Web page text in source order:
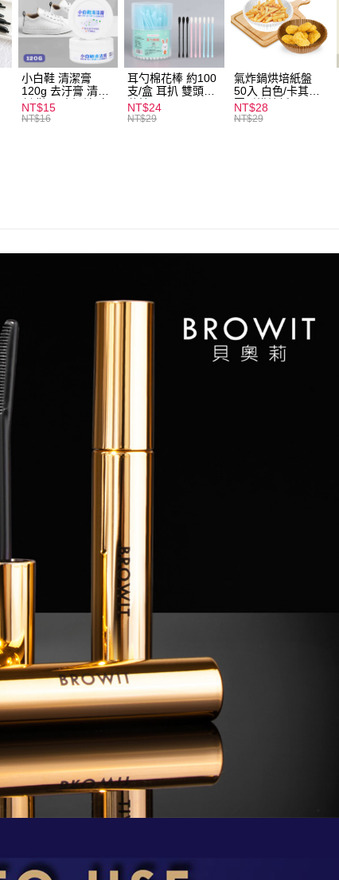
運送方式
全家取貨付款
每筆NT$60，滿NT$599(含以上)免運費
付款後全家取貨
每筆NT$60，滿NT$599(含以上)免運費
小白鞋 清潔膏
120g 去汙膏 清潔
劑 鞋子 去汙漬 白
皮鞋 鞋油
NT$15
NT$16
耳勺棉花棒 約100
支/盒 耳扒 雙頭棉
花棒
NT$24
NT$29
氣炸鍋烘培紙盤
50入 白色/卡其色
圓形烘焙紙
NT$28
NT$29